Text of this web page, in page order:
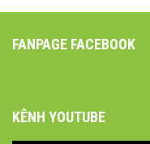
FANPAGE FACEBOOK
KÊNH YOUTUBE